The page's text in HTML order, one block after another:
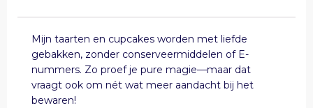
Mijn taarten en cupcakes worden met liefde
gebakken, zonder conserveermiddelen of E-
nummers. Zo proef je pure magie—maar dat
vraagt ook om nét wat meer aandacht bij het
bewaren!